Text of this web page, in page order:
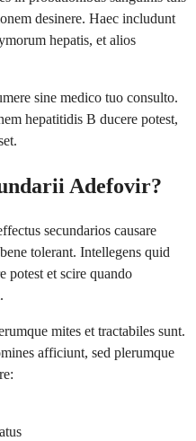
desinere. Haec includunt
hepatis, et alios
sine medico tuo consulto.
hepatitidis B ducere potest,
Adefovir?
secundarios causare
tolerant. Intellegens quid
potest et scire quando
mites et tractabiles sunt.
afficiunt, sed plerumque